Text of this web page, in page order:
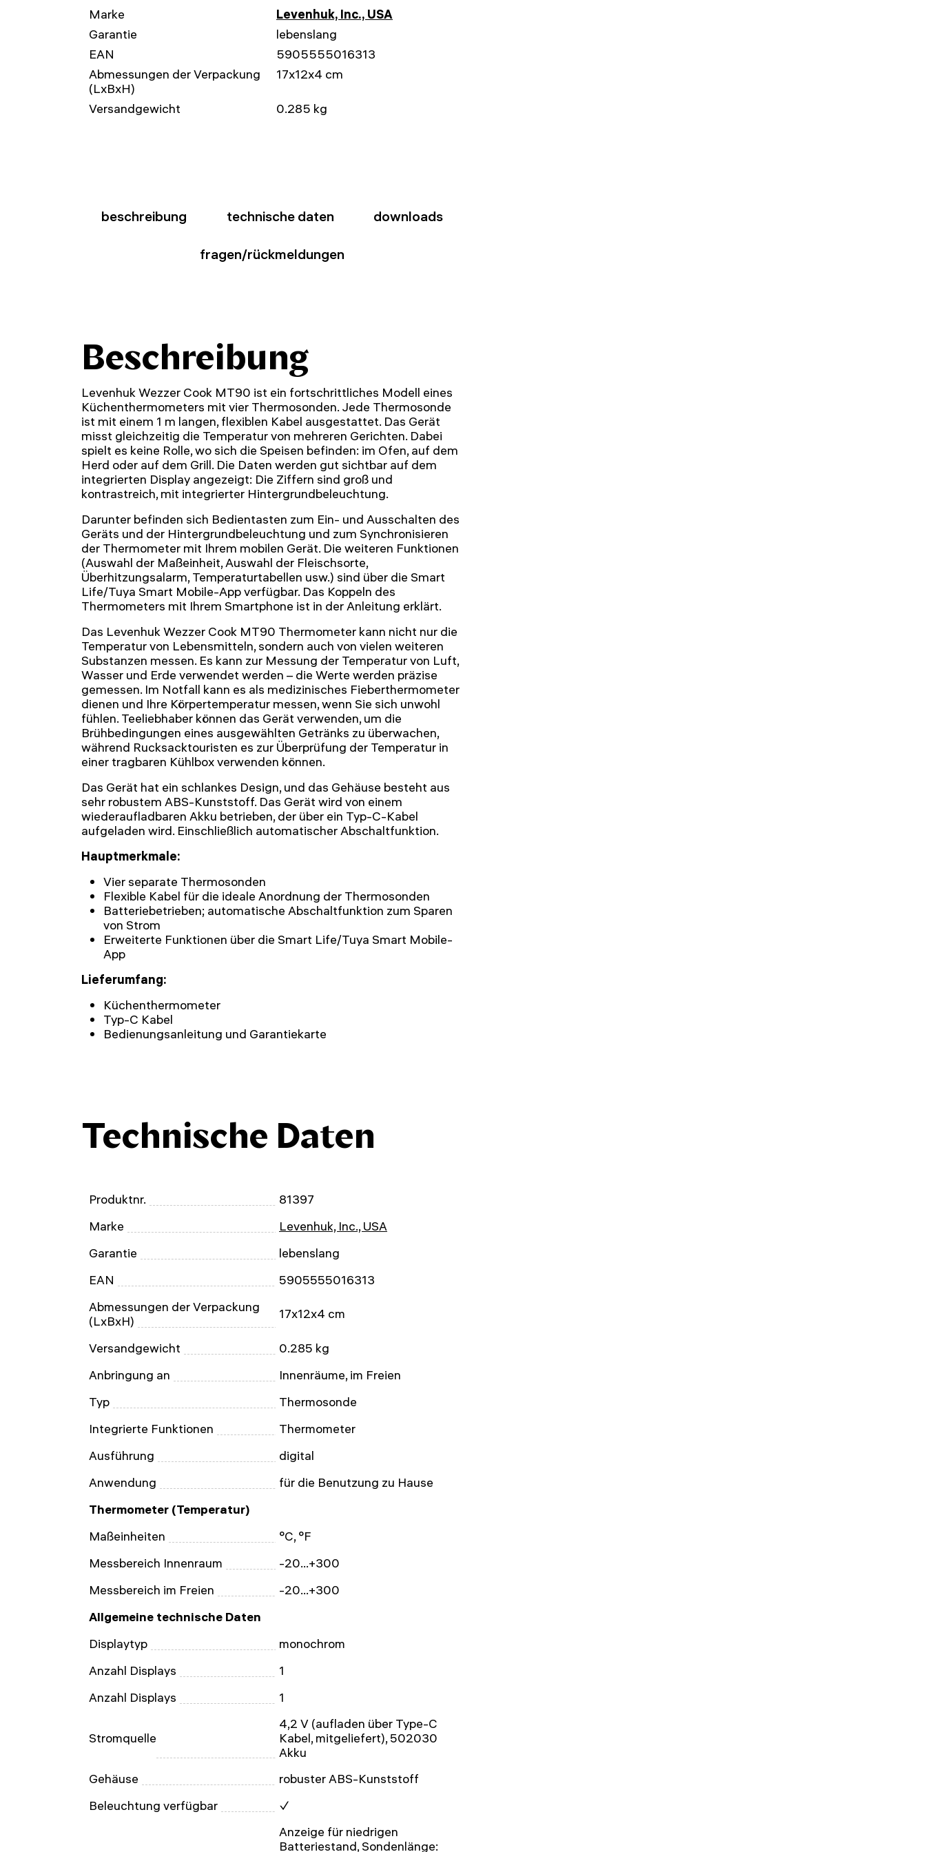
Marke
Levenhuk, Inc., USA
Garantie
lebenslang
EAN
5905555016313
Abmessungen der Verpackung
(LxBxH)
17x12x4 cm
Versandgewicht 0.285 kg
beschreibung technische daten downloads
fragen/rückmeldungen
Beschreibung
Levenhuk Wezzer Cook MT90 ist ein fortschrittliches Modell eines
Küchenthermometers mit vier Thermosonden. Jede Thermosonde
ist mit einem 1 m langen, flexiblen Kabel ausgestattet. Das Gerät
misst gleichzeitig die Temperatur von mehreren Gerichten. Dabei
spielt es keine Rolle, wo sich die Speisen befinden: im Ofen, auf dem
Herd oder auf dem Grill. Die Daten werden gut sichtbar auf dem
integrierten Display angezeigt: Die Ziffern sind groß und
kontrastreich, mit integrierter Hintergrundbeleuchtung.
Darunter befinden sich Bedientasten zum Ein- und Ausschalten des
Geräts und der Hintergrundbeleuchtung und zum Synchronisieren
der Thermometer mit Ihrem mobilen Gerät. Die weiteren Funktionen
(Auswahl der Maßeinheit, Auswahl der Fleischsorte,
Überhitzungsalarm, Temperaturtabellen usw.) sind über die Smart
Life/Tuya Smart Mobile-App verfügbar. Das Koppeln des
Thermometers mit Ihrem Smartphone ist in der Anleitung erklärt.
Das Levenhuk Wezzer Cook MT90 Thermometer kann nicht nur die
Temperatur von Lebensmitteln, sondern auch von vielen weiteren
Substanzen messen. Es kann zur Messung der Temperatur von Luft,
Wasser und Erde verwendet werden – die Werte werden präzise
gemessen. Im Notfall kann es als medizinisches Fieberthermometer
dienen und Ihre Körpertemperatur messen, wenn Sie sich unwohl
fühlen. Teeliebhaber können das Gerät verwenden, um die
Brühbedingungen eines ausgewählten Getränks zu überwachen,
während Rucksacktouristen es zur Überprüfung der Temperatur in
einer tragbaren Kühlbox verwenden können.
Das Gerät hat ein schlankes Design, und das Gehäuse besteht aus
sehr robustem ABS-Kunststoff. Das Gerät wird von einem
wiederaufladbaren Akku betrieben, der über ein Typ-C-Kabel
aufgeladen wird. Einschließlich automatischer Abschaltfunktion.
Hauptmerkmale:
Vier separate Thermosonden
Flexible Kabel für die ideale Anordnung der Thermosonden
Batteriebetrieben; automatische Abschaltfunktion zum Sparen
von Strom
Erweiterte Funktionen über die Smart Life/Tuya Smart Mobile-
App
Lieferumfang:
Küchenthermometer
Typ-C Kabel
Bedienungsanleitung und Garantiekarte
Technische Daten
Produktnr.
81397
Marke
Levenhuk, Inc., USA
Garantie
lebenslang
EAN
5905555016313
Abmessungen der Verpackung
(LxBxH)
17x12x4 cm
Versandgewicht
0.285 kg
Anbringung an
Innenräume, im Freien
Typ
Thermosonde
Integrierte Funktionen
Thermometer
Ausführung
digital
Anwendung
für die Benutzung zu Hause
Thermometer (Temperatur)
Maßeinheiten
°C, °F
Messbereich Innenraum
-20...+300
Messbereich im Freien
-20...+300
Allgemeine technische Daten
Displaytyp
monochrom
Anzahl Displays
1
Anzahl Displays
1
Stromquelle
4,2 V (aufladen über Type-C
Kabel, mitgeliefert), 502030
Akku
Gehäuse
robuster ABS-Kunststoff
Beleuchtung verfügbar
✓
Anzeige für niedrigen
Batteriestand, Sondenlänge: